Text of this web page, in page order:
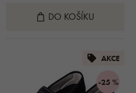
DO KOŠÍKU
AKCE
-25 %